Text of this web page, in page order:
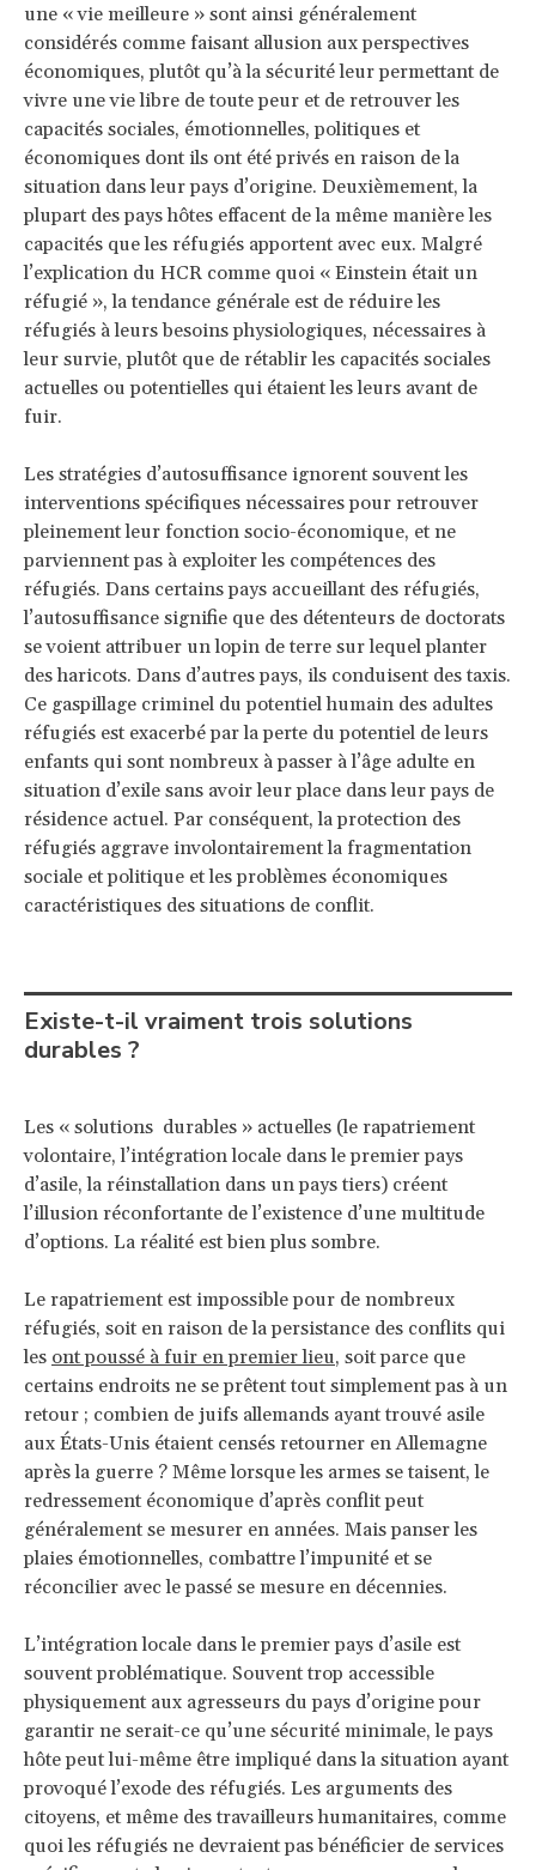
une « vie meilleure » sont ainsi généralement
considérés comme faisant allusion aux perspectives
économiques, plutôt qu’à la sécurité leur permettant de
vivre une vie libre de toute peur et de retrouver les
capacités sociales, émotionnelles, politiques et
économiques dont ils ont été privés en raison de la
situation dans leur pays d’origine. Deuxièmement, la
plupart des pays hôtes effacent de la même manière les
capacités que les réfugiés apportent avec eux. Malgré
l’explication du HCR comme quoi « Einstein était un
réfugié », la tendance générale est de réduire les
réfugiés à leurs besoins physiologiques, nécessaires à
leur survie, plutôt que de rétablir les capacités sociales
actuelles ou potentielles qui étaient les leurs avant de
fuir.
Les stratégies d’autosuffisance ignorent souvent les
interventions spécifiques nécessaires pour retrouver
pleinement leur fonction socio-économique, et ne
parviennent pas à exploiter les compétences des
réfugiés. Dans certains pays accueillant des réfugiés,
l’autosuffisance signifie que des détenteurs de doctorats
se voient attribuer un lopin de terre sur lequel planter
des haricots. Dans d’autres pays, ils conduisent des taxis.
Ce gaspillage criminel du potentiel humain des adultes
réfugiés est exacerbé par la perte du potentiel de leurs
enfants qui sont nombreux à passer à l’âge adulte en
situation d’exile sans avoir leur place dans leur pays de
résidence actuel. Par conséquent, la protection des
réfugiés aggrave involontairement la fragmentation
sociale et politique et les problèmes économiques
caractéristiques des situations de conflit.
Existe-t-il vraiment trois solutions
durables ?
Les « solutions durables » actuelles (le rapatriement
volontaire, l’intégration locale dans le premier pays
d’asile, la réinstallation dans un pays tiers) créent
l’illusion réconfortante de l’existence d’une multitude
d’options. La réalité est bien plus sombre.
Le rapatriement est impossible pour de nombreux
réfugiés, soit en raison de la persistance des conflits qui
les ont poussé à fuir en premier lieu, soit parce que
certains endroits ne se prêtent tout simplement pas à un
retour ; combien de juifs allemands ayant trouvé asile
aux États-Unis étaient censés retourner en Allemagne
après la guerre ? Même lorsque les armes se taisent, le
redressement économique d’après conflit peut
généralement se mesurer en années. Mais panser les
plaies émotionnelles, combattre l’impunité et se
réconcilier avec le passé se mesure en décennies.
L’intégration locale dans le premier pays d’asile est
souvent problématique. Souvent trop accessible
physiquement aux agresseurs du pays d’origine pour
garantir ne serait-ce qu’une sécurité minimale, le pays
hôte peut lui-même être impliqué dans la situation ayant
provoqué l’exode des réfugiés. Les arguments des
citoyens, et même des travailleurs humanitaires, comme
quoi les réfugiés ne devraient pas bénéficier de services